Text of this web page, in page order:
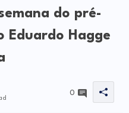
do pré-
Eduardo Hagge
0